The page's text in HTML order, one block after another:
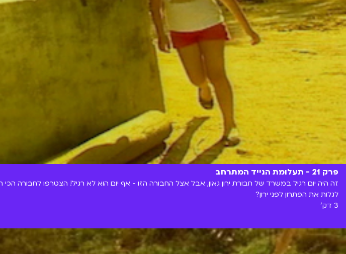
פרק 21 - תעלומת הנייד המתרחב
זה היה יום רגיל במשרד של חבורת ירון גאון, אבל אצל החבורה הזו - אף יום הוא לא רגיל! הצטרפו לחבורה
לגלות את הפתרון לפני ירון?
3 דק'